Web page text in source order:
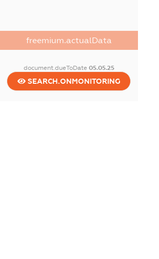
freemium.actualData
document.dueToDate 05.05.25
SEARCH.ONMONITORING